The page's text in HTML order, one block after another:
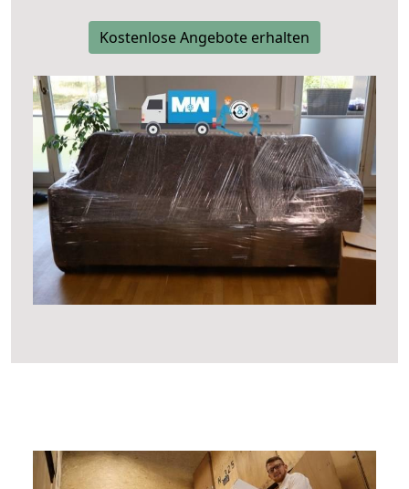
Kostenlose Angebote erhalten